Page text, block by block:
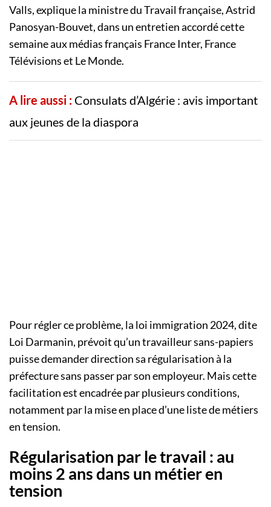
Valls, explique la ministre du Travail française, Astrid
Panosyan-Bouvet, dans un entretien accordé cette
semaine aux médias français France Inter, France
Télévisions et Le Monde.
A lire aussi : Consulats d’Algérie : avis important
aux jeunes de la diaspora
Pour régler ce problème, la loi immigration 2024, dite
Loi Darmanin, prévoit qu’un travailleur sans-papiers
puisse demander direction sa régularisation à la
préfecture sans passer par son employeur. Mais cette
facilitation est encadrée par plusieurs conditions,
notamment par la mise en place d’une liste de métiers
en tension.
Régularisation par le travail : au
moins 2 ans dans un métier en
tension